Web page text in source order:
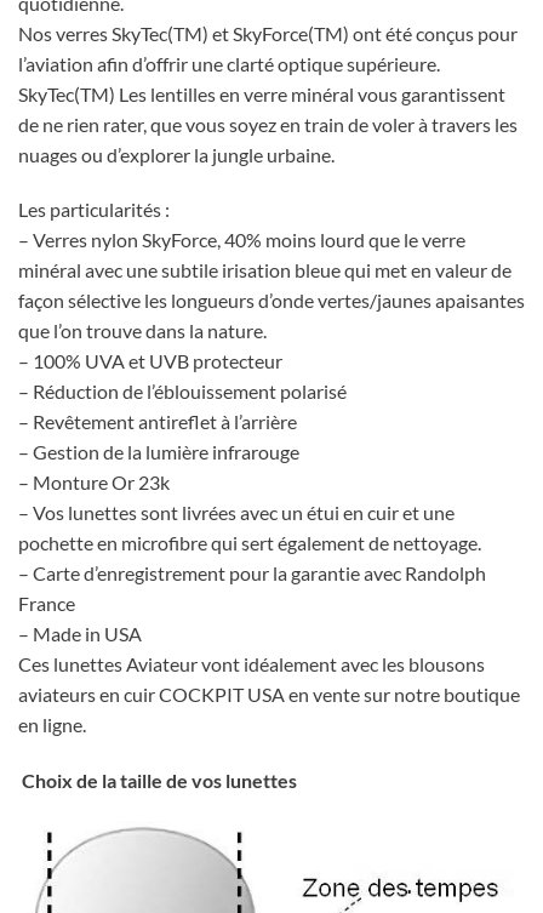
Nos verres SkyTec(TM) et SkyForce(TM) ont été conçus pour
l’aviation afin d’offrir une clarté optique supérieure.
SkyTec(TM) Les lentilles en verre minéral vous garantissent
de ne rien rater, que vous soyez en train de voler à travers les
nuages ou d’explorer la jungle urbaine.
Les particularités :
– Verres nylon SkyForce, 40% moins lourd que le verre
minéral avec une subtile irisation bleue qui met en valeur de
façon sélective les longueurs d’onde vertes/jaunes apaisantes
que l’on trouve dans la nature.
– 100% UVA et UVB protecteur
– Réduction de l’éblouissement polarisé
– Revêtement antireflet à l’arrière
– Gestion de la lumière infrarouge
– Monture Or 23k
– Vos lunettes sont livrées avec un étui en cuir et une
pochette en microfibre qui sert également de nettoyage.
– Carte d’enregistrement pour la garantie avec Randolph
France
– Made in USA
Ces lunettes Aviateur vont idéalement avec les blousons
aviateurs en cuir COCKPIT USA en vente sur notre boutique
en ligne.
Choix de la taille de vos lunettes